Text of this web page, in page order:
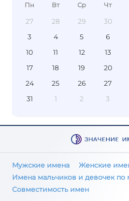
Пн Вт Ср Чт
27 28 29 30
3
4 5 6
10
11 12 13
17
18 19 20
24
25 26 27
31
1 2 3
Мужские имена
Женские
Имена мальчиков и девочек по
Совместимость имен